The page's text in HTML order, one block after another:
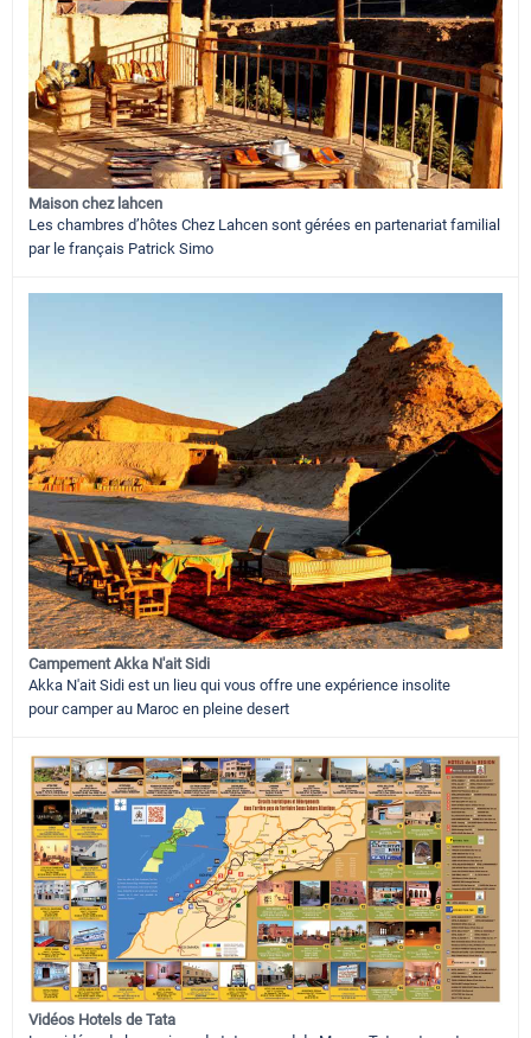
Maison chez lahcen
Les chambres d’hôtes Chez Lahcen sont gérées en partenariat familial
par le français Patrick Simo
Campement Akka N'ait Sidi
Akka N'ait Sidi est un lieu qui vous offre une expérience insolite
pour camper au Maroc en pleine desert
Vidéos Hotels de Tata